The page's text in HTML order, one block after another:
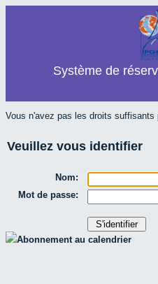
Système de
Vous n'avez pas les droits suffisants
Veuillez vous identifier
Nom:
Mot de passe:
Abonnement au calendrier